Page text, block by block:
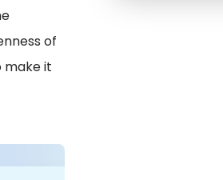
of
make it